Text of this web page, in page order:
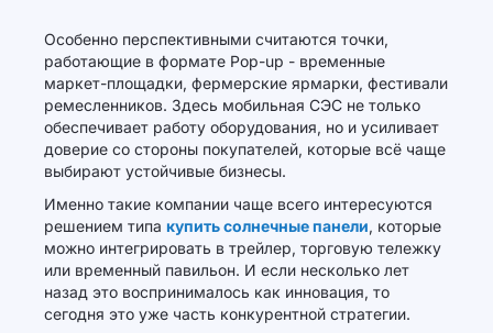
Особенно перспективными считаются точки,
работающие в формате Pop-up - временные
маркет-площадки, фермерские ярмарки, фестивали
ремесленников. Здесь мобильная СЭС не только
обеспечивает работу оборудования, но и усиливает
доверие со стороны покупателей, которые всё чаще
выбирают устойчивые бизнесы.
Именно такие компании чаще всего интересуются
решением типа купить солнечные панели, которые
можно интегрировать в трейлер, торговую тележку
или временный павильон. И если несколько лет
назад это воспринималось как инновация, то
сегодня это уже часть конкурентной стратегии.